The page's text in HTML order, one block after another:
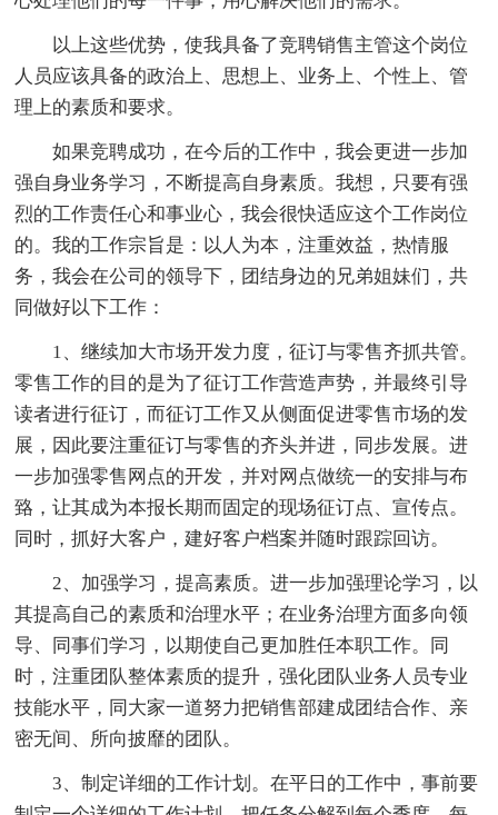
以上这些优势，使我具备了竞聘销售主管这个岗位
人员应该具备的政治上、思想上、业务上、个性上、管
理上的素质和要求。
如果竞聘成功，在今后的工作中，我会更进一步加
强自身业务学习，不断提高自身素质。我想，只要有强
烈的工作责任心和事业心，我会很快适应这个工作岗位
的。我的工作宗旨是：以人为本，注重效益，热情服
务，我会在公司的领导下，团结身边的兄弟姐妹们，共
同做好以下工作：
1、继续加大市场开发力度，征订与零售齐抓共管。
零售工作的目的是为了征订工作营造声势，并最终引导
读者进行征订，而征订工作又从侧面促进零售市场的发
展，因此要注重征订与零售的齐头并进，同步发展。进
一步加强零售网点的开发，并对网点做统一的安排与布
臵，让其成为本报长期而固定的现场征订点、宣传点。
同时，抓好大客户，建好客户档案并随时跟踪回访。
2、加强学习，提高素质。进一步加强理论学习，以
其提高自己的素质和治理水平；在业务治理方面多向领
导、同事们学习，以期使自己更加胜任本职工作。同
时，注重团队整体素质的提升，强化团队业务人员专业
技能水平，同大家一道努力把销售部建成团结合作、亲
密无间、所向披靡的团队。
3、制定详细的工作计划。在平日的工作中，事前要